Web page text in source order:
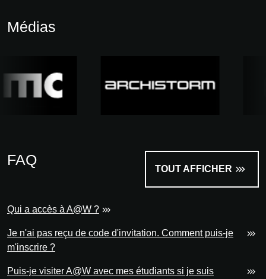
Médias
FAQ
TOUT AFFICHER
Qui a accès à A@W ?
Je n'ai pas reçu de code d'invitation. Comment puis-je
m'inscrire ?
Puis-je visiter A@W avec mes étudiants si je suis